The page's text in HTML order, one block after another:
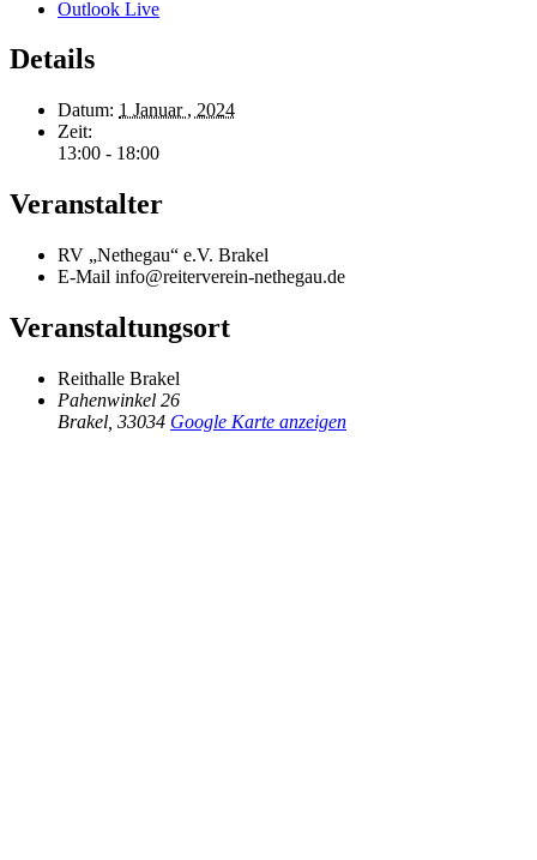
Outlook Live
Details
Datum: 1 Januar , 2024
Zeit:
13:00 - 18:00
Veranstalter
RV „Nethegau“ e.V. Brakel
E-Mail info@reiterverein-nethegau.de
Veranstaltungsort
Reithalle Brakel
Pahenwinkel 26
Brakel 33034 Google Karte anzeigen